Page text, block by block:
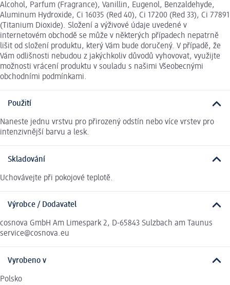
Alcohol, Parfum (Fragrance), Vanillin, Eugenol, Benzaldehyde,
Aluminum Hydroxide, Ci 16035 (Red 40), Ci 17200 (Red 33), Ci 77891
(Titanium Dioxide). Složení a výživové údaje uvedené v
internetovém obchodě se může v některých případech nepatrně
lišit od složení produktu, který Vám bude doručený. V případě, že
Vám odlišnosti nebudou z jakýchkoliv důvodů vyhovovat, využijte
možnosti vrácení produktu v souladu s našimi Všeobecnými
obchodními podmínkami.
Použití
Naneste jednu vrstvu pro přirozený odstín nebo více vrstev pro
intenzivnější barvu a lesk.
Skladování
Uchovávejte při pokojové teplotě.
Výrobce / Dodavatel
cosnova GmbH Am Limespark 2, D-65843 Sulzbach am Taunus
service@cosnova.eu
Vyrobeno v
Polsko